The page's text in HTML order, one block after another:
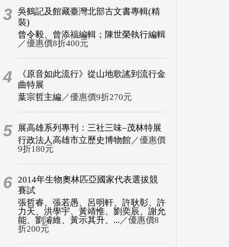
3 吳鶴記及館藏臺灣北部古文書專輯(精
裝)
曾令毅、曾添福編輯；陳世榮執行編輯
／優惠價8折400元
4
《原音如此流行》從山地歌謠到流行金
曲特展
葉宗哲主編 ／優惠價9折270元
5
展高雄系列專刊：三社三味–茂林特展
行政法人高雄市立歷史博物館／優惠價
9折180元
6 2014年生物奧林匹亞國家代表選拔競
賽試
張哲睿、張若愚、呂明軒、許耿彰、許
力天、洪學宇、黃靖惟、劉奕辰、謝允
能、劉濬維、黃示其升、... ／優惠價8
折200元